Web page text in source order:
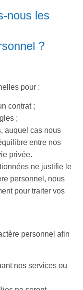
nous les
?
pour :
contrat ;
;
auquel cas nous
entre nos
privée.
ne justifie le
personnel, nous
pour traiter vos
personnel afin
nos services ou